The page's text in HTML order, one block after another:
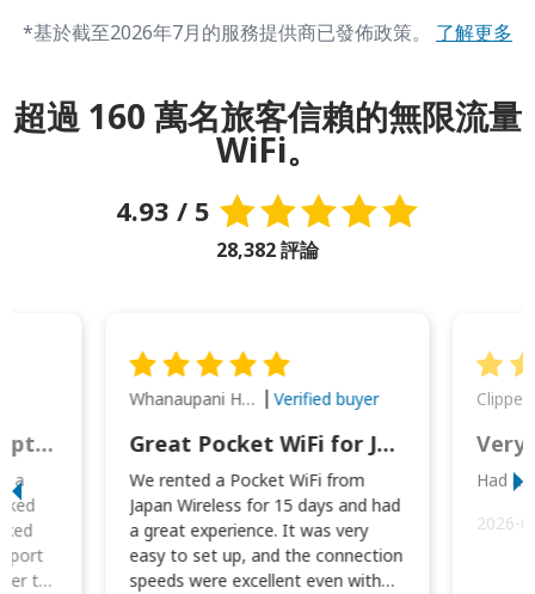
*基於截至2026年7月的服務提供商已發佈政策。 了解更多
超過 160 萬名旅客信賴的無限流量
WiFi。
4.93 / 5
28,382 評論
This was wonderful option to a family of four. Everything worked smoothly.
a
to
Whanaupani Henry Joseph Macown Verified buyer
Great Pocket WiFi for Japan Travel
We rented a Pocket WiFi from
Japan Wireless for 15 days and had
a great experience. It was very
easy to set up, and the connection
speeds were excellent even with
Very
Had
2026-